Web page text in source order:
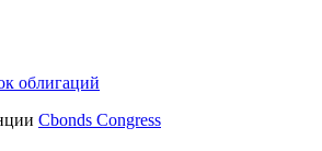
облигаций
Cbonds Congress